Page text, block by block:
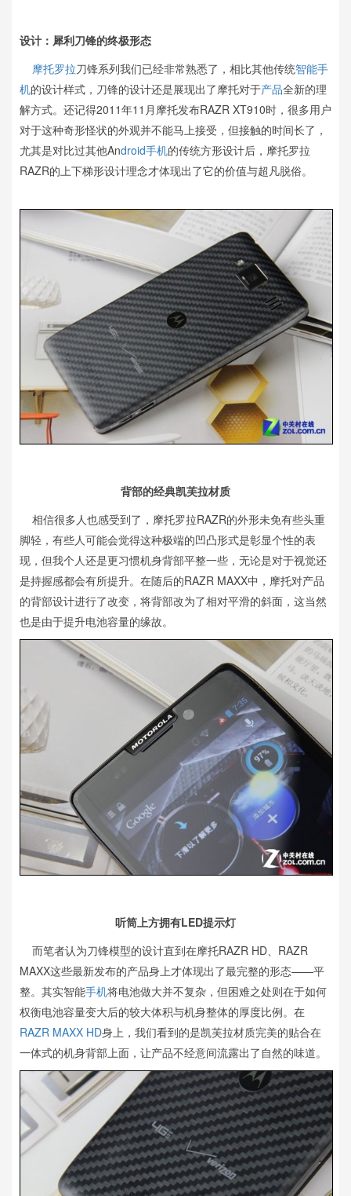
设计：犀利刀锋的终极形态
摩托罗拉刀锋系列我们已经非常熟悉了，相比其他传统智能手
机的设计样式，刀锋的设计还是展现出了摩托对于产品全新的理
解方式。还记得2011年11月摩托发布RAZR XT910时，很多用户
对于这种奇形怪状的外观并不能马上接受，但接触的时间长了，
尤其是对比过其他Android手机的传统方形设计后，摩托罗拉
RAZR的上下梯形设计理念才体现出了它的价值与超凡脱俗。
背部的经典凯芙拉材质
相信很多人也感受到了，摩托罗拉RAZR的外形未免有些头重
脚轻，有些人可能会觉得这种极端的凹凸形式是彰显个性的表
现，但我个人还是更习惯机身背部平整一些，无论是对于视觉还
是持握感都会有所提升。在随后的RAZR MAXX中，摩托对产品
的背部设计进行了改变，将背部改为了相对平滑的斜面，这当然
也是由于提升电池容量的缘故。
听筒上方拥有LED提示灯
而笔者认为刀锋模型的设计直到在摩托RAZR HD、RAZR
MAXX这些最新发布的产品身上才体现出了最完整的形态——平
整。其实智能手机将电池做大并不复杂，但困难之处则在于如何
权衡电池容量变大后的较大体积与机身整体的厚度比例。在
RAZR MAXX HD身上，我们看到的是凯芙拉材质完美的贴合在
一体式的机身背部上面，让产品不经意间流露出了自然的味道。